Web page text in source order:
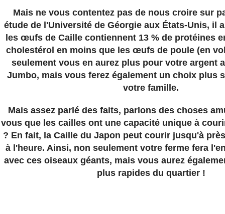
Mais ne vous contentez pas de nous croire sur
étude de l'Université de Géorgie aux États-Unis, il
les œufs de Caille contiennent 13 % de protéines
cholestérol en moins que les œufs de poule (en
seulement vous en aurez plus pour votre argent
Jumbo, mais vous ferez également un choix plus
votre famille.
Mais assez parlé des faits, parlons des choses
vous que les cailles ont une capacité unique à
? En fait, la Caille du Japon peut courir jusqu'à
à l'heure. Ainsi, non seulement votre ferme fera
avec ces oiseaux géants, mais vous aurez
plus rapides du quartier !